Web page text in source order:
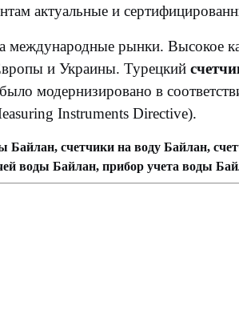
актуальные и
рынки. Высокое
и Украины. Турецкий
модернизировано в
Instruments Directive).
Байлан, счетчики на воду Байлан,
воды Байлан, прибор учета воды